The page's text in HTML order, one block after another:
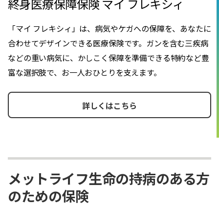
終身医療保障保険 マイ フレキシィ
「マイ フレキシィ」は、病気やケガへの保障を、あなたに
合わせてデザインできる医療保険です。ガンを含む三疾病
などの重い病気に、かしこく保障を準備できる特約など豊
富な選択肢で、お一人おひとりを支えます。
詳しくはこちら
メットライフ生命の持病のある方
のための保険